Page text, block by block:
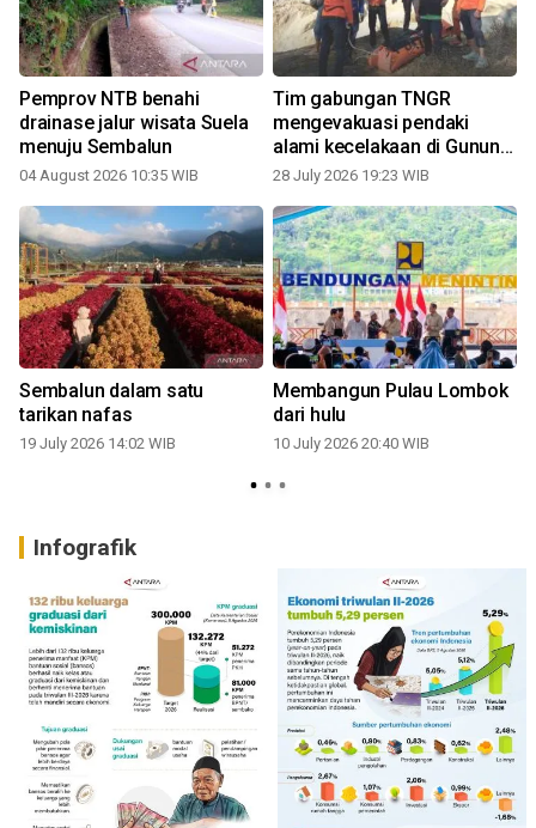
Pemprov NTB benahi
drainase jalur wisata Suela
menuju Sembalun
04 August 2026 10:35 WIB
Tim gabungan TNGR
mengevakuasi pendaki
alami kecelakaan di Gunung
Rinjani
28 July 2026 19:23 WIB
Sembalun dalam satu
tarikan nafas
19 July 2026 14:02 WIB
Membangun Pulau Lombok
dari hulu
10 July 2026 20:40 WIB
Infografik